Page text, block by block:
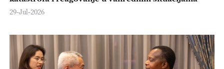
29-Jul-2026